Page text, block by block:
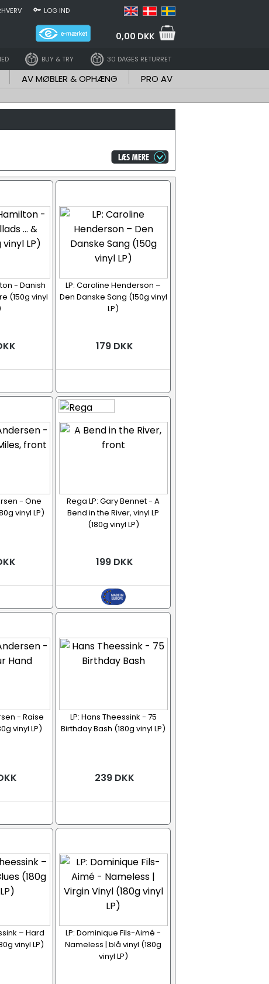
LOG IND
0,00 DKK
BUY & TRY 30 DAGES RETURRET
AV MØBLER & OPHÆNG PRO AV
- Danish
(150g vinyl
LP: Caroline Henderson –
Den Danske Sang (150g vinyl
LP)
179 DKK
- One
vinyl LP)
Rega LP: Gary Bennet - A
Bend in the River, vinyl LP
(180g vinyl LP)
199 DKK
- Raise
vinyl LP)
LP: Hans Theessink - 75
Birthday Bash (180g vinyl LP)
239 DKK
– Hard
vinyl LP)
LP: Dominique Fils-Aimé -
Nameless | blå vinyl (180g
vinyl LP)